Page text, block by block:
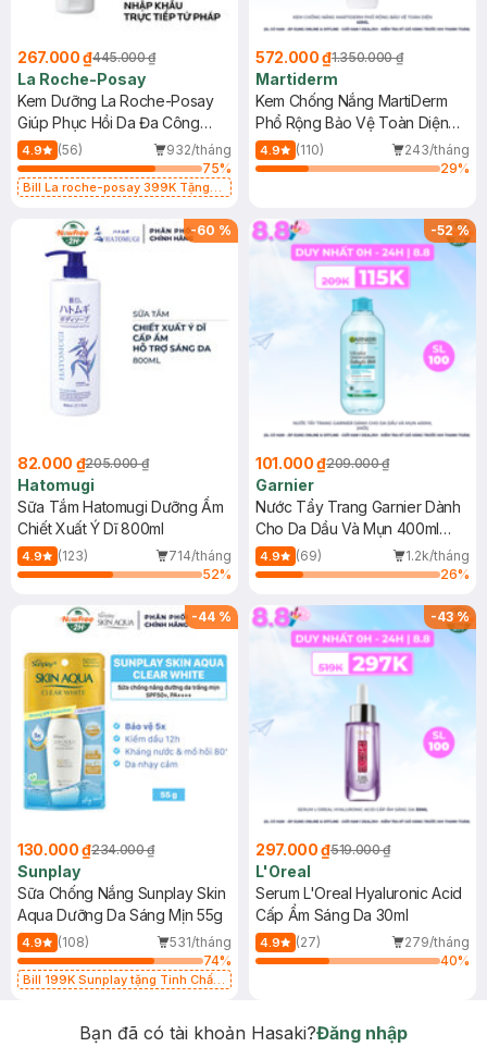
267.000 ₫445.000 ₫
La Roche-Posay
Kem Dưỡng La Roche-Posay
Giúp Phục Hồi Da Đa Công
Dụng 40ml
4.9 (56)
932/tháng
75%
Bill La roche-posay 399K Tặng
(SL có hạn)
572.000 ₫1.350.000 ₫
Martiderm
Kem Chống Nắng MartiDerm
Phổ Rộng Bảo Vệ Toàn Diện
40ml
4.9 (110)
243/tháng
29%
-60 %
82.000 ₫205.000 ₫
Hatomugi
Sữa Tắm Hatomugi Dưỡng Ẩm
Chiết Xuất Ý Dĩ 800ml
4.9 (123)
714/tháng
52%
-52%
101.000 ₫209.000 ₫
Garnier
Nước Tẩy Trang Garnier Dành
Cho Da Dầu Và Mụn 400ml
(Mới)
4.9 (69)
1.2k/tháng
26%
-44 %
130.000 ₫234.000 ₫
Sunplay
Sữa Chống Nắng Sunplay Skin
Aqua Dưỡng Da Sáng Mịn 55g
4.9 (108)
531/tháng
74%
Bill 199K Sunplay tặng Tinh Chất
-43%
297.000 ₫519.000 ₫
L'Oreal
Serum L'Oreal Hyaluronic Acid
Cấp Ẩm Sáng Da 30ml
4.9 (27)
279/tháng
40%
Bạn đã có tài khoản Hasaki?Đăng nhập